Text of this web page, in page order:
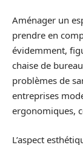
Aménager un
prendre en
évidemment,
chaise de
problèmes de
entreprises
ergonomiques,
L’aspect